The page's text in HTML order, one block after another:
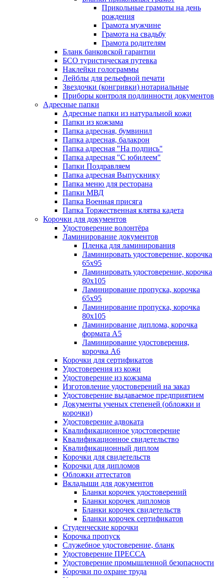
Прикольные грамоты на день
рождения
Грамота мужчине
Грамота на свадьбу
Грамота родителям
Бланк банковской гарантии
БСО туристическая путевка
Наклейки голограммы
Лейблы для рельефной печати
Звездочки (конгривки) нотариальные
Приборы контроля подлинности документов
Адресные папки
Адресные папки из натуральной кожи
Папки из кожзама
Папка адресная, бумвинил
Папка адресная, балакрон
Папка адресная "На подпись"
Папка адресная "C юбилеем"
Папки Поздравляем
Папка адресная Выпускнику
Папка меню для ресторана
Папки МВД
Папка Военная присяга
Папка Торжественная клятва кадета
Корочки для документов
Удостоверение волонтёра
Ламинирование документов
Пленка для ламинирования
Ламинировать удостоверение, корочка
65х95
Ламинировать удостоверение, корочка
80х105
Ламинирование пропуска, корочка
65х95
Ламинирование пропуска, корочка
80х105
Ламинирование диплома, корочка
формата А5
Ламинирование удостоверения,
корочка А6
Корочки для сертификатов
Удостоверения из кожи
Удостоверение из кожзама
Изготовление удостоверений на заказ
Удостоверение выдаваемое предприятием
Документы ученых степеней (обложки и
корочки)
Удостоверение адвоката
Квалификационное удостоверение
Квалификационное свидетельство
Квалификационный диплом
Корочки для свидетельств
Корочки для дипломов
Обложки аттестатов
Вкладыши для документов
Бланки корочек удостоверений
Бланки корочек дипломов
Бланки корочек свидетельств
Бланки корочек сертификатов
Студенческие корочки
Корочка пропуск
Служебное удостоверение, бланк
Удостоверение ПРЕССА
Удостоверение промышленной безопасности
Корочки по охране труда